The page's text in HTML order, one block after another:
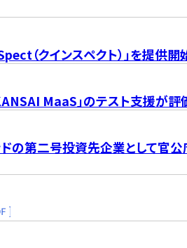
（クインスペクト）」を提供開
MaaS」のテスト支援が評
の第二号投資先企業として官